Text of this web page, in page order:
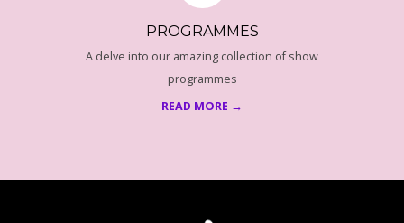
PROGRAMMES
A delve into our amazing collection of show
programmes
READ MORE →